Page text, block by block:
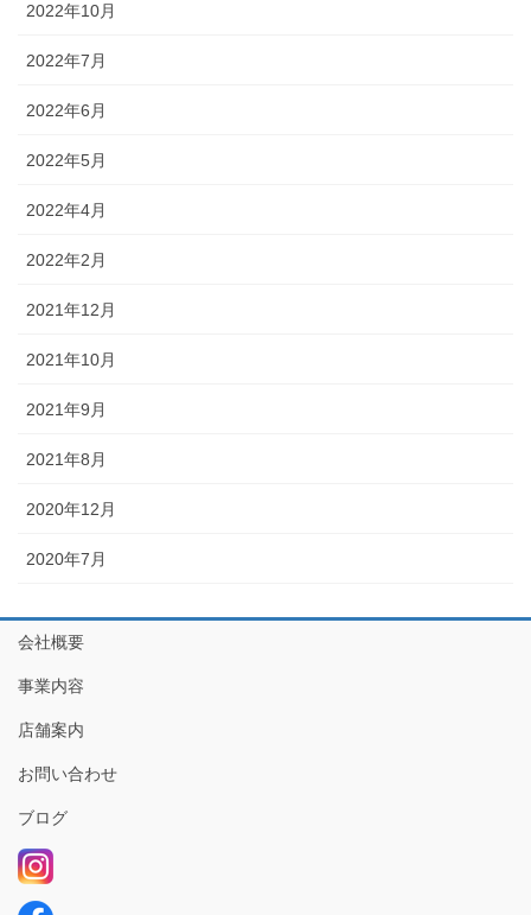
2022年10月
2022年7月
2022年6月
2022年5月
2022年4月
2022年2月
2021年12月
2021年10月
2021年9月
2021年8月
2020年12月
2020年7月
会社概要
事業内容
店舗案内
お問い合わせ
ブログ